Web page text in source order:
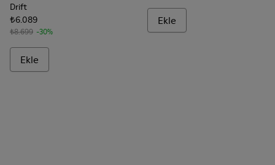
Drift
₺6.089
₺8.699 -30%
Ekle
Ekle